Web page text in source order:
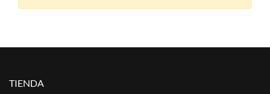
TIENDA